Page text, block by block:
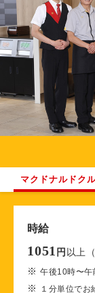
マクドナルドク
時給
1051 円 以上
※午後10時〜午
※
１分単位でお